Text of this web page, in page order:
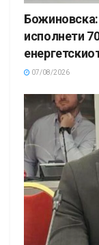
исполнети
07/08/2026